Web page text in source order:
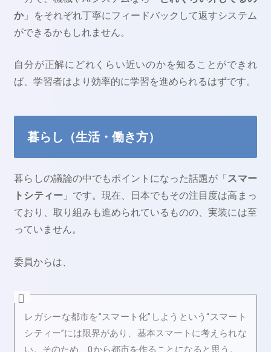
か」をそれぞれ丁寧にフィードバックして返すシステム
ができるかもしれません。
自分が正解にどれくらい近いのかを知ることができれ
ば、学習者はより効率的に学習を進められるはずです。
暮らし（生活・働き方）
暮らしの議論の中でもポイントになった話題が「 スマー
トシティー」です。現在、日本でもその注目度は高まっ
ており、取り組みも進められているものの、実装には至
っていません。
委員からは、
レガシーな都市を”スマート化”しようという“スマート
シティー”には限界があり、基本スマートに考えられな
い。そのため、0から都市を作ることになると思う。